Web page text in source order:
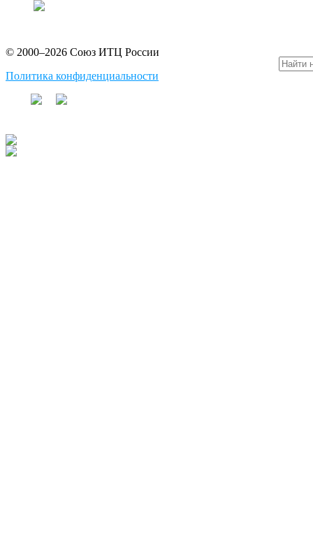
© 2000–2026 Союз ИТЦ России
Политика конфиденциальности